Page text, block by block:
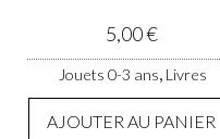
5,00€
Jouets 0-3 ans Livres
AJOUTER AU PANIER